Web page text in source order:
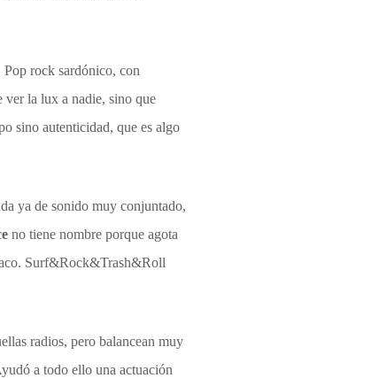
Pop rock sardónico, con
ver la lux a nadie, sino que
sino autenticidad, que es algo
ya de sonido muy conjuntado,
no tiene nombre porque agota
Surf&Rock&Trash&Roll
radios, pero balancean muy
a todo ello una actuación